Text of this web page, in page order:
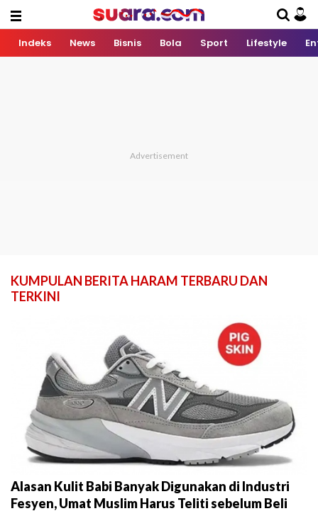
Indeks News Bisnis Bola Sport Lifestyle
KUMPULAN BERITA HARAM TERBARU DAN
TERKINI
Alasan Kulit Babi Banyak Digunakan di Industri
Fesyen, Umat Muslim Harus Teliti sebelum Beli